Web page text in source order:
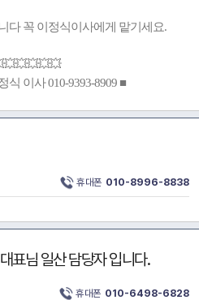
다 꼭 이정식이사에게 맡기세요.
이사 010-9393-8909 ■
휴대폰 010-8996-8838
표님 일산 담당자 입니다.
휴대폰 010-6498-6828